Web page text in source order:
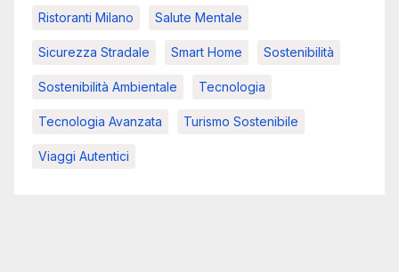
Ristoranti Milano Salute Mentale
Sicurezza Stradale Smart Home Sostenibilità
Sostenibilità Ambientale Tecnologia
Tecnologia Avanzata Turismo Sostenibile
Viaggi Autentici